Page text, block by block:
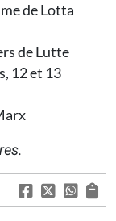
de Lotta
de Lutte
12 et 13